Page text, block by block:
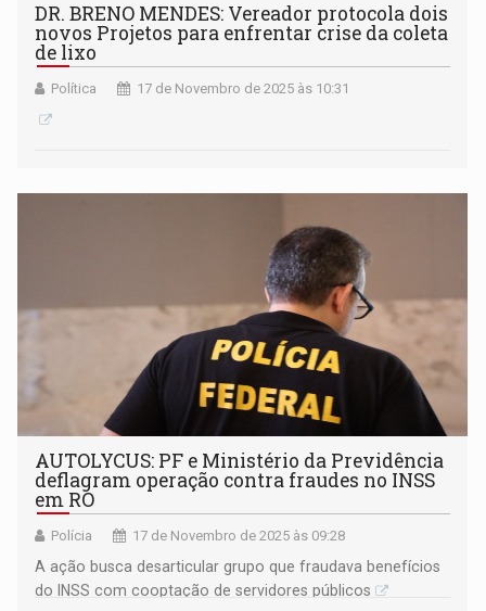
DR. BRENO MENDES: Vereador protocola dois
novos Projetos para enfrentar crise da coleta
de lixo
Política 17 de Novembro de 2025 às 10:31
AUTOLYCUS: PF e Ministério da Previdência
deflagram operação contra fraudes no INSS
em RO
Polícia 17 de Novembro de 2025 às 09:28
A ação busca desarticular grupo que fraudava benefícios
do INSS com cooptação de servidores públicos